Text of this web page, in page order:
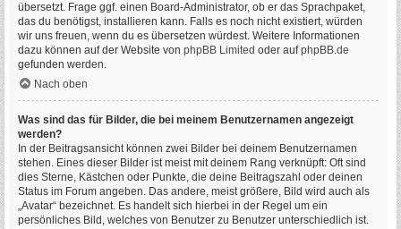
übersetzt. Frage ggf. einen Board-Administrator, ob er das Sprachpaket,
das du benötigst, installieren kann. Falls es noch nicht existiert, würden
wir uns freuen, wenn du es übersetzen würdest. Weitere Informationen
dazu können auf der Website von phpBB Limited oder aufphpBB.de
gefunden werden.
Nach oben
Was sind das für Bilder, die bei meinem Benutzernamen angezeigt
werden?
In der Beitragsansicht können zwei Bilder bei deinem Benutzernamen
stehen. Eines dieser Bilder ist meist mit deinem Rang verknüpft: Oft sind
dies Sterne, Kästchen oder Punkte, die deine Beitragszahl oder deinen
Status im Forum angeben. Das andere, meist größere, Bild wird auch als
„Avatar“ bezeichnet. Es handelt sich hierbei in der Regel um ein
persönliches Bild, welches von Benutzer zu Benutzer unterschiedlich ist.